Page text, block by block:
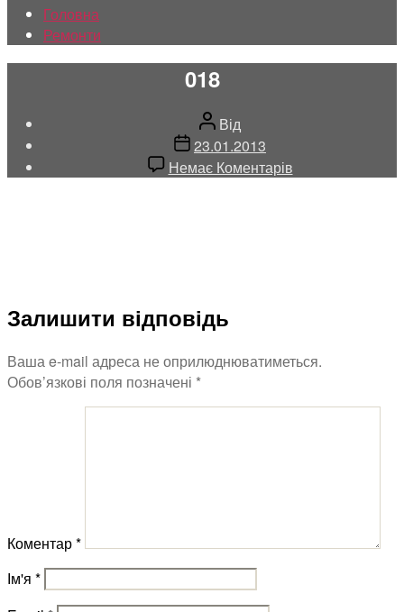
Головна
Ремонти
018
Автор
запису
Від
Дата
запису
23.01.2013
Немає Коментарівдо
Залишити відповідь
Ваша e-mail адреса не оприлюднюватиметься.
Обов’язкові поля позначені *
Коментар*
Ім'я *